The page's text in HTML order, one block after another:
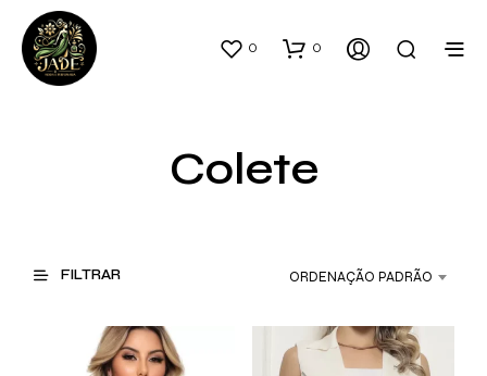
0 0
Colete
FILTRAR ORDENAÇÃO PADRÃO